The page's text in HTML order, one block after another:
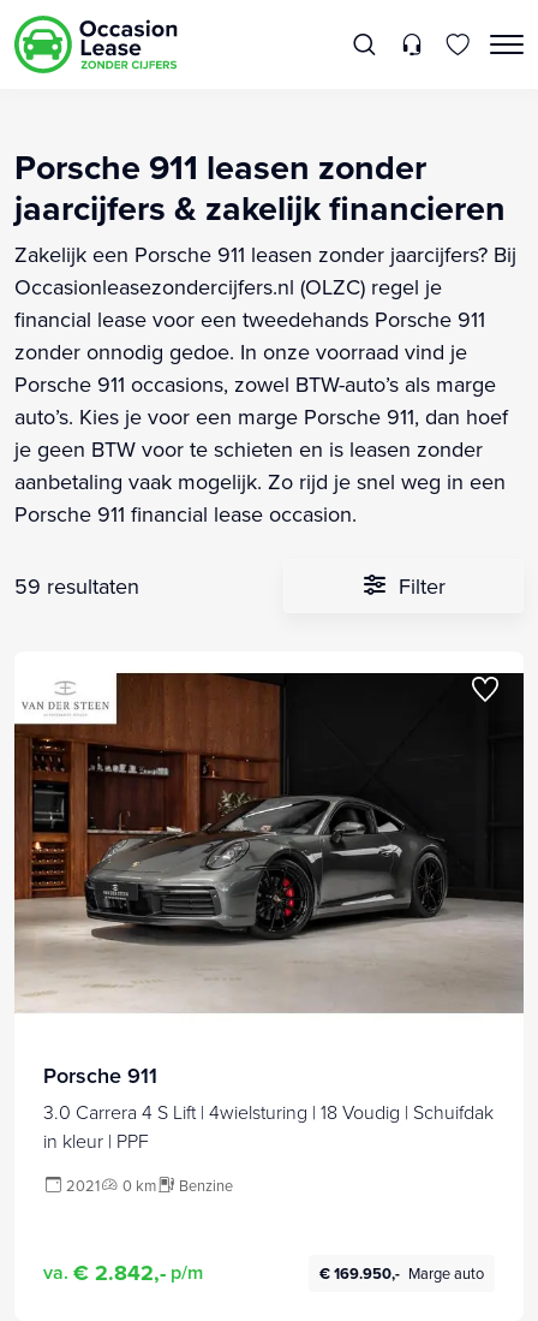
Porsche 911 leasen zonder
jaarcijfers & zakelijk financieren
Zakelijk een Porsche 911 leasen zonder jaarcijfers? Bij
Occasionleasezondercijfers.nl (OLZC) regel je
financial lease voor een tweedehands Porsche 911
zonder onnodig gedoe. In onze voorraad vind je
Porsche 911 occasions, zowel BTW-auto’s als marge
auto’s. Kies je voor een marge Porsche 911, dan hoef
je geen BTW voor te schieten en is leasen zonder
aanbetaling vaak mogelijk. Zo rijd je snel weg in een
Porsche 911 financial lease occasion.
59 resultaten Filter
Porsche 911
3.0 Carrera 4 S Lift | 4wielsturing | 18 Voudig | Schuifdak
in kleur | PPF
2021 0 km Benzine
va. € 2.842,- p/m € 169.950,- Marge auto